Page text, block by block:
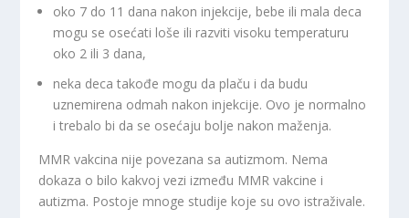
oko 7 do 11 dana nakon injekcije, bebe ili mala deca
mogu se osećati loše ili razviti visoku temperaturu
oko 2 ili 3 dana,
neka deca takođe mogu da plaču i da budu
uznemirena odmah nakon injekcije. Ovo je normalno
i trebalo bi da se osećaju bolje nakon maženja.
MMR vakcina nije povezana sa autizmom. Nema
dokaza o bilo kakvoj vezi između MMR vakcine i
autizma. Postoje mnoge studije koje su ovo istraživale.